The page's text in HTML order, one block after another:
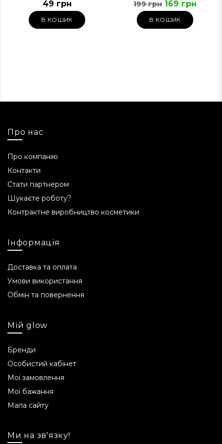
продукту у випадку
правильного використання
компонентів. Перед першим застосуванням
pH продукту
6,0-7,0.
З якого віку використовувати
Об'єм
40 мл.
Строк придатності
Склад INCI
Dimethicone, Cetearyl Alcohol, Phenoxyethanol,
Tocopheryl Acetate, Sodium Lauryl Sulfate,
Polysorbate 60, Ethylhexylglycerin, Parfum,
Benzyl Alcohol, Coumarin, Citronellol.
49 грн
В КОШИК
199 грн 169 грн
В КОШИК
Про нас
Про компанію
Контакти
Стати партнером
Шукаєте роботу?
Контрактне виробництво косметики
Інформація
Доставка та оплата
Умови використання
Обмін та повернення
Мій glow
Бренди
Особистий кабінет
Мої замовлення
Мої бажання
Мапа сайту
Ми на зв'язку!